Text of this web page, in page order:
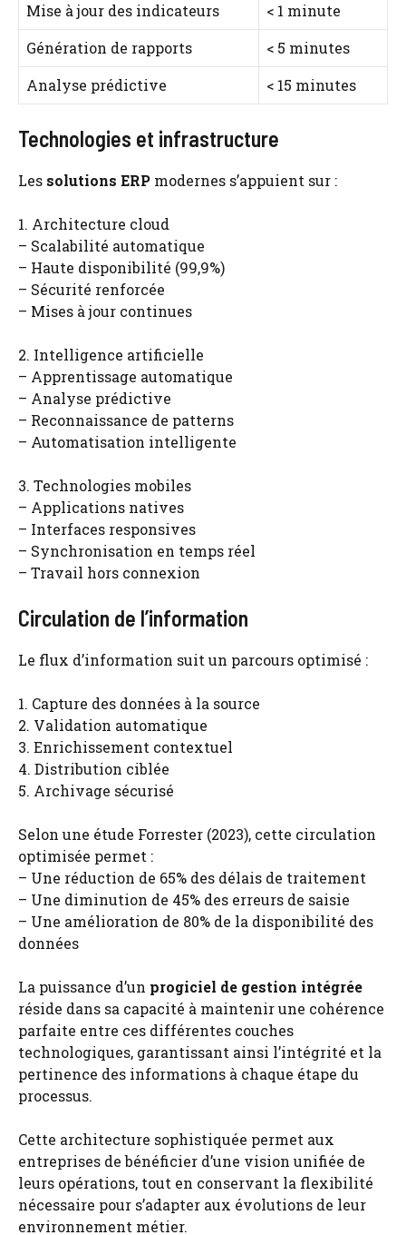
Mise à jour des indicateurs
< 1 minute
Génération de rapports
< 5 minutes
Analyse prédictive
< 15 minutes
Technologies et infrastructure
Les solutions ERP modernes s’appuient sur :
1. Architecture cloud
– Scalabilité automatique
– Haute disponibilité (99,9%)
– Sécurité renforcée
– Mises à jour continues
2. Intelligence artificielle
– Apprentissage automatique
– Analyse prédictive
– Reconnaissance de patterns
– Automatisation intelligente
3. Technologies mobiles
– Applications natives
– Interfaces responsives
– Synchronisation en temps réel
– Travail hors connexion
Circulation de l’information
Le flux d’information suit un parcours optimisé :
1. Capture des données à la source
2. Validation automatique
3. Enrichissement contextuel
4. Distribution ciblée
5. Archivage sécurisé
Selon une étude Forrester (2023), cette circulation
optimisée permet :
– Une réduction de 65% des délais de traitement
– Une diminution de 45% des erreurs de saisie
– Une amélioration de 80% de la disponibilité des
données
La puissance d’un progiciel de gestion intégrée
réside dans sa capacité à maintenir une cohérence
parfaite entre ces différentes couches
technologiques, garantissant ainsi l’intégrité et la
pertinence des informations à chaque étape du
processus.
Cette architecture sophistiquée permet aux
entreprises de bénéficier d’une vision unifiée de
leurs opérations, tout en conservant la flexibilité
nécessaire pour s’adapter aux évolutions de leur
environnement métier.